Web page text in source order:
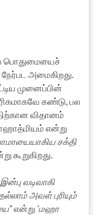
பொதுமையைச்
அமைகிறது.
முனைப்பின்
கண்டு, பல
விதானம்
என்று
சக்தி
கூறுகிறது.
வடிவாகி
அவள் புரியும்
என்று ‘மஹா